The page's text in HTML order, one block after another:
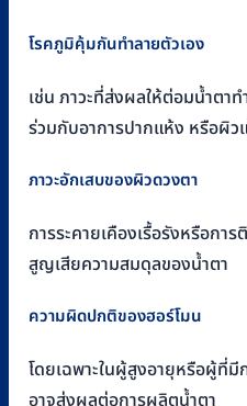
โรคภูมิคุ้มกันทำลายตัวเอง
เช่น ภาวะที่ส่งผลให้ต่อมน้ำตา
ร่วมกับอาการปากแห้ง หรือผิว
ภาวะอักเสบของผิวดวงตา
การระคายเคืองเรื้อรังหรือกา
สูญเสียความสมดุลของน้ำตา
ความผิดปกติของฮอร์โมน
โดยเฉพาะในผู้สูงอายุหรือผู้ที่
อาจส่งผลต่อการผลิตน้ำตา